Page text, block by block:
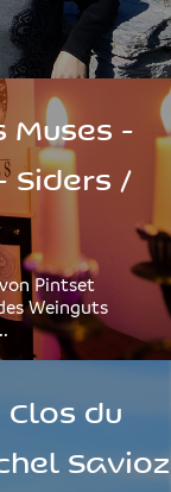
Muses -
Siders /
Pintset
Weinguts
du
Savioz